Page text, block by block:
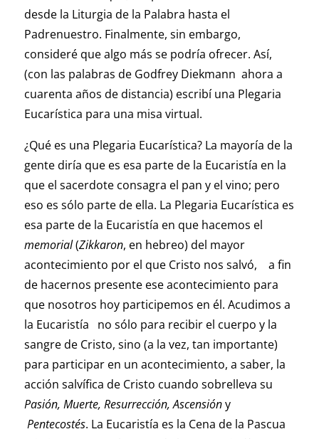
desde la Liturgia de la Palabra hasta el
Padrenuestro. Finalmente, sin embargo,
consideré que algo más se podría ofrecer. Así,
(con las palabras de Godfrey Diekmann ahora a
cuarenta años de distancia) escribí una Plegaria
Eucarística para una misa virtual.
¿Qué es una Plegaria Eucarística? La mayoría de la
gente diría que es esa parte de la Eucaristía en la
que el sacerdote consagra el pan y el vino; pero
eso es sólo parte de ella. La Plegaria Eucarística es
esa parte de la Eucaristía en que hacemos el
memorial(Zikkaron, en hebreo) del mayor
acontecimiento por el que Cristo nos salvó, a fin
de hacernos presente ese acontecimiento para
que nosotros hoy participemos en él. Acudimos a
la Eucaristía no sólo para recibir el cuerpo y la
sangre de Cristo, sino (a la vez, tan importante)
para participar en un acontecimiento, a saber, la
acción salvífica de Cristo cuando sobrelleva su
Pasión, Muerte, Resurrección, Ascensióny
Pentecostés. La Eucaristía es la Cena de la Pascua